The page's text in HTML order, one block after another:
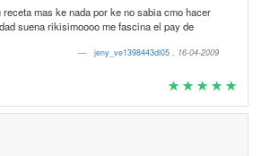
mas ke nada por ke no sabia cmo hacer
suena rikisimoooo me fascina el pay de
jeny_ve1398443dl05 , 16-04-2009